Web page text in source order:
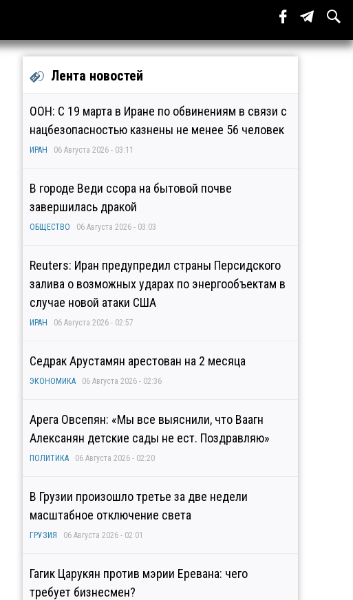
Лента новостей
ООН: С 19 марта в Иране по обвинениям в связи с
нацбезопасностью казнены не менее 56 человек
ИРАН 06 Августа 2026 - 03:11
В городе Веди ссора на бытовой почве
завершилась дракой
ОБЩЕСТВО 06 Августа 2026 - 03:03
Reuters: Иран предупредил страны Персидского
залива о возможных ударах по энергообъектам в
случае новой атаки США
ИРАН 06 Августа 2026 - 02:57
Седрак Арустамян арестован на 2 месяца
ЭКОНОМИКА 06 Августа 2026 - 02:36
Арега Овсепян: «Мы все выяснили, что Ваагн
Алексанян детские сады не ест. Поздравляю»
ПОЛИТИКА 06 Августа 2026 - 02:20
В Грузии произошло третье за две недели
масштабное отключение света
ГРУЗИЯ 06 Августа 2026 - 02:01
Гагик Царукян против мэрии Еревана: чего
требует бизнесмен?